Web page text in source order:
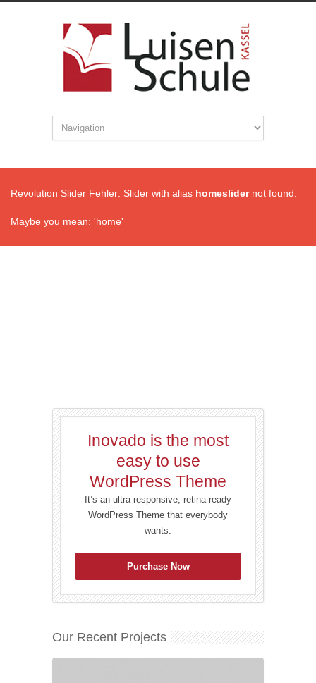
Revolution Slider Fehler: Slider with alias homeslidernot found.
Maybe you mean: 'home'
Inovado is the most
easy to use
WordPress Theme
It’s an ultra responsive, retina-ready
WordPress Theme that everybody
wants.
Purchase Now
Our Recent Projects